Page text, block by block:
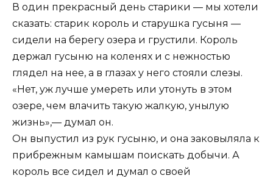
В один прекрасный день старики — мы хотели
сказать: старик король и старушка гусыня —
сидели на берегу озера и грустили. Король
держал гусыню на коленях и с нежностью
глядел на нее, а в глазах у него стояли слезы.
«Нет, уж лучше умереть или утонуть в этом
озере, чем влачить такую жалкую, унылую
жизнь»,— думал он.
Он выпустил из рук гусыню, и она заковыляла к
прибрежным камышам поискать добычи. А
король все сидел и думал о своей